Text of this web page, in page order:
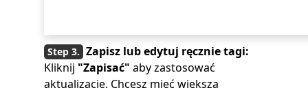
Zapisz lub edytuj ręcznie tagi:
Kliknij "Zapisać" aby zastosować
aktualizacje. Chcesz mieć większą